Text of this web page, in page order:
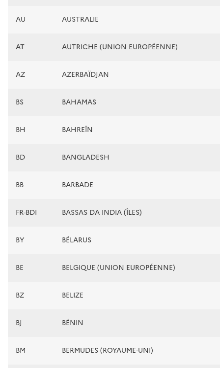
AU AUSTRALIE
AT AUTRICHE (UNION EUROPÉENNE)
AZ AZERBAÏDJAN
BS BAHAMAS
BH BAHREÏN
BD BANGLADESH
BB BARBADE
FR-BDI BASSAS DA INDIA (ÎLES)
BY BÉLARUS
BE BELGIQUE (UNION EUROPÉENNE)
BZ BELIZE
BJ BÉNIN
BM BERMUDES (ROYAUME-UNI)